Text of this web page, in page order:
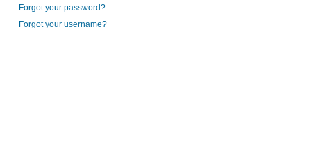
Forgot your password?
Forgot your username?